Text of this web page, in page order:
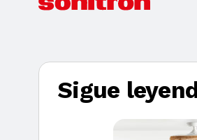
Sigue